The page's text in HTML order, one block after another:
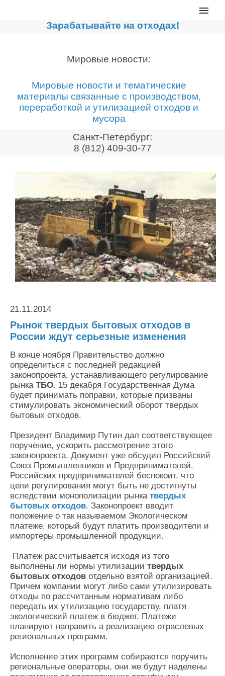
Главная
Сортировочные линии
Дробильное оборудование
Компакторы, контейнеры
Реализованные проекты
Видео
Мировые новости
О нас
Контакты
Оставить заявку
Зарабатывайте на отходах!
Мировые новости:
Мировые новости и тематические
материалы связанные с производством,
переработкой и утилизацией отходов и
мусора
Санкт-Петербург:
8 (812) 409-30-77
21.11.2014
Рынок твердых бытовых отходов в
России ждут серьезные изменения
В конце ноября Правительство должно
определиться с последней редакцией
законопроекта, устанавливающего регулирование
рынка ТБО. 15 декабря Государственная Дума
будет принимать поправки, которые призваны
стимулировать экономический оборот твердых
бытовых отходов.
Президент Владимир Путин дал соответствующее
поручение, ускорить рассмотрение этого
законопроекта. Документ уже обсудил Российский
Союз Промышленников и Предпринимателей.
Российских предпринимателей беспокоит, что
цели регулирования могут быть не достигнуты
вследствии монополизации рынка твердых
бытовых отходов. Законопроект вводит
положение о так называемом Экологическом
платеже, который будут платить производители и
импортеры промышленной продукции.
Платеж рассчитывается исходя из того
выполнены ли нормы утилизации твердых
бытовых отходов отдельно взятой организацией.
Причем компании могут либо сами утилизировать
отходы по рассчитанным нормативам либо
передать их утилизацию государству, платя
экологический платеж в бюджет. Платежи
планируют направить а реализацию отраслевых
региональных программ.
Исполнение этих программ собираются поручить
региональные операторы, они же будут наделены